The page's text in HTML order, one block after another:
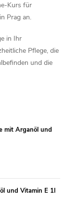
Kurs für
Prag an.
in Ihr
Pflege, die
und die
mit Arganöl und
und Vitamin E 1l